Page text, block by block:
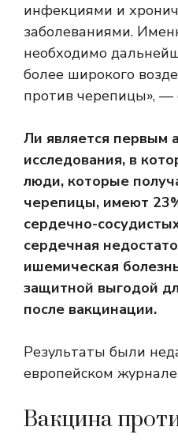
инфекциями и
заболеваниями.
необходимо
более широкого
против черепицы», —
Ли является первым
исследования, в
люди, которые
черепицы, имеют
сердечно-
сердечная
ишемическая
защитной выгодой
после вакцинации.
Результаты были
европейском
Вакцина